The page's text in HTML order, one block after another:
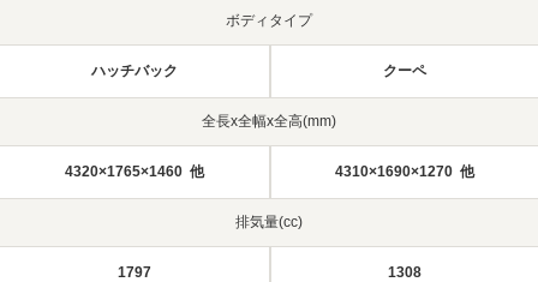
ボディタイプ
ハッチバック クーペ
全長x全幅x全高(mm)
4320×1765×1460 他 4310×1690×1270 他
排気量(cc)
1797 1308